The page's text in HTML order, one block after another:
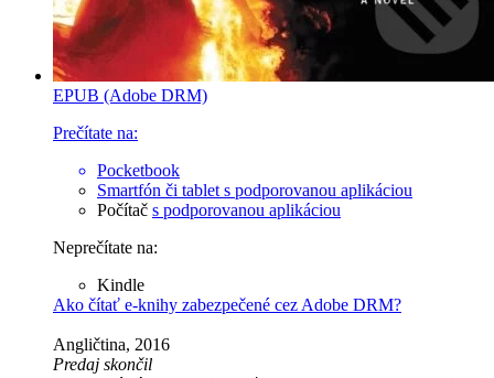
EPUB (Adobe DRM)
Prečítate na:
Pocketbook
Smartfón či tablet s podporovanou aplikáciou
Počítač s podporovanou aplikáciou
Neprečítate na:
Kindle
Ako čítať e-knihy zabezpečené cez Adobe DRM?
Angličtina, 2016
Predaj skončil